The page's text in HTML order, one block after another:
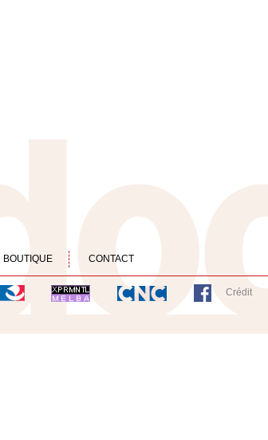
BOUTIQUE CONTACT
Crédit